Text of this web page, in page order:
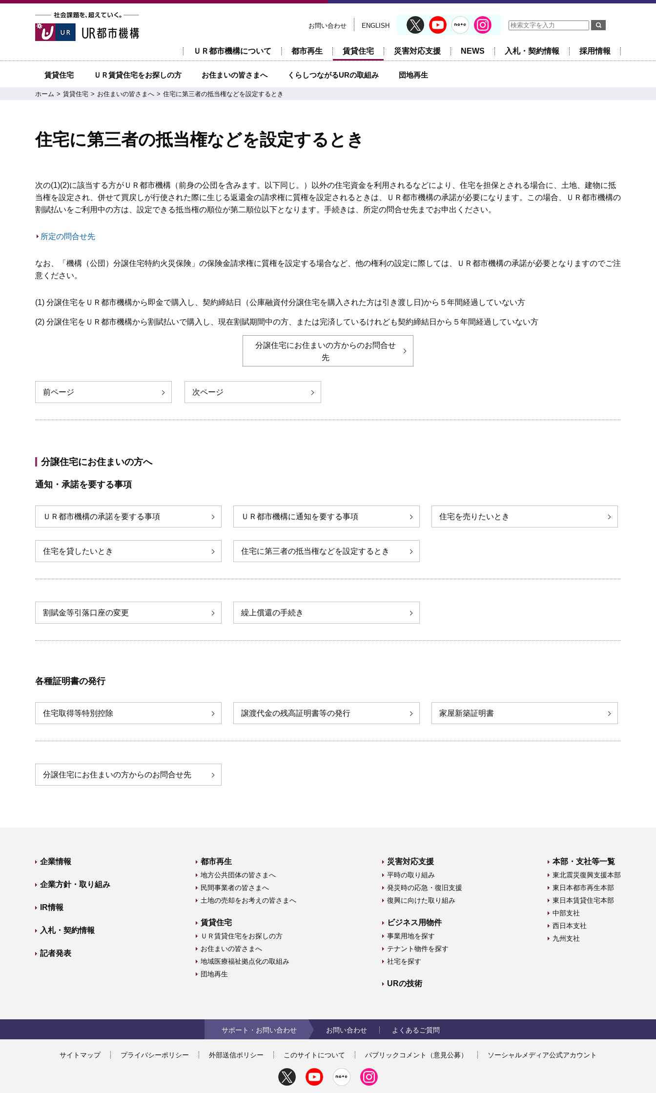
お問い合わせ ENGLISH
ＵＲ都市機構について 都市再生 賃貸住宅 災害対応支援 NEWS 入札・契約情報 採用情報
賃貸住宅 ＵＲ賃貸住宅をお探しの方 お住まいの皆さまへ くらしつながるURの取組み 団地再生
ホーム 賃貸住宅 お住まいの皆さまへ 住宅に第三者の抵当権などを設定するとき
住宅に第三者の抵当権などを設定するとき
次の(1)(2)に該当する方がＵＲ都市機構（前身の公団を含みます。以下同じ。）以外の住宅資金を利用されるなどにより、住宅を担保とされる場合に、土地、建物に抵
当権を設定され、併せて買戻しが行使された際に生じる返還金の請求権に質権を設定されるときは、ＵＲ都市機構の承諾が必要になります。この場合、ＵＲ都市機構の
割賦払いをご利用中の方は、設定できる抵当権の順位が第二順位以下となります。手続きは、所定の問合せ先までお申出ください。
所定の問合せ先
なお、「機構（公団）分譲住宅特約火災保険」の保険金請求権に質権を設定する場合など、他の権利の設定に際しては、ＵＲ都市機構の承諾が必要となりますのでご注
意ください。
(1) 分譲住宅をＵＲ都市機構から即金で購入し、契約締結日（公庫融資付分譲住宅を購入された方は引き渡し日)から５年間経過していない方
(2) 分譲住宅をＵＲ都市機構から割賦払いで購入し、現在割賦期間中の方、または完済しているけれども契約締結日から５年間経過していない方
分譲住宅にお住まいの方からのお問合せ
先
前ページ 次ページ
分譲住宅にお住まいの方へ
通知・承諾を要する事項
ＵＲ都市機構の承諾を要する事項 ＵＲ都市機構に通知を要する事項 住宅を売りたいとき
住宅を貸したいとき 住宅に第三者の抵当権などを設定するとき
割賦金等引落口座の変更 繰上償還の手続き
各種証明書の発行
住宅取得等特別控除 譲渡代金の残高証明書等の発行 家屋新築証明書
分譲住宅にお住まいの方からのお問合せ先
企業情報
企業方針・取り組み
IR情報
入札・契約情報
記者発表
都市再生
地方公共団体の皆さまへ
民間事業者の皆さまへ
土地の売却をお考えの皆さまへ
賃貸住宅
ＵＲ賃貸住宅をお探しの方
お住まいの皆さまへ
地域医療福祉拠点化の取組み
団地再生
災害対応支援
平時の取り組み
発災時の応急・復旧支援
復興に向けた取り組み
ビジネス用物件
事業用地を探す
テナント物件を探す
社宅を探す
URの技術
本部・支社等一覧
東北震災復興支援本部
東日本都市再生本部
東日本賃貸住宅本部
中部支社
西日本支社
九州支社
サポート・お問い合わせ お問い合わせ よくあるご質問
サイトマップ プライバシーポリシー 外部送信ポリシー このサイトについて パブリックコメント（意見公募） ソーシャルメディア公式アカウント